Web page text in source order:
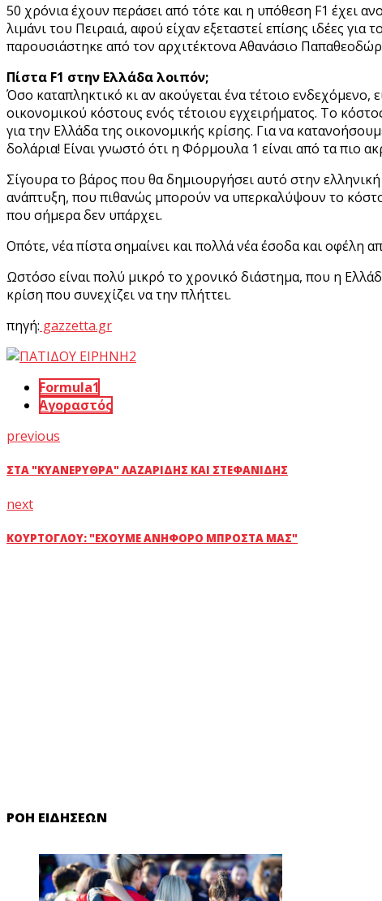
50 χρόνια έχουν περάσει από τότε και η υπόθεση F1 έχει
λιμάνι του Πειραιά, αφού είχαν εξεταστεί επίσης ιδέες
παρουσιάστηκε από τον αρχιτέκτονα Αθανάσιο
Πίστα F1 στην Ελλάδα λοιπόν;
Όσο καταπληκτικό κι αν ακούγεται ένα τέτοιο ενδεχόμενο,
οικονομικού κόστους ενός τέτοιου εγχειρήματος. Το
για την Ελλάδα της οικονομικής κρίσης. Για να
δολάρια! Είναι γνωστό ότι η Φόρμουλα 1 είναι από τα πιο
Σίγουρα το βάρος που θα δημιουργήσει αυτό στην
ανάπτυξη, που πιθανώς μπορούν να υπερκαλύψουν το
που σήμερα δεν υπάρχει.
Οπότε, νέα πίστα σημαίνει και πολλά νέα έσοδα και οφέλη
Ωστόσο είναι πολύ μικρό το χρονικό διάστημα, που η
κρίση που συνεχίζει να την πλήττει.
πηγή: gazzetta.gr
Formula1
Αγοραστός
previous
ΣΤΑ "ΚΥΑΝΈΡΥΘΡΑ" ΛΑΖΑΡΊΔΗΣ ΚΑΙ ΣΤΕΦΑΝΊΔΗΣ
next
ΚΟΎΡΤΟΓΛΟΥ: "ΈΧΟΥΜΕ ΑΝΉΦΟΡΟ ΜΠΡΟΣΤΆ ΜΑΣ"
ΡΟΉ ΕΙΔΉΣΕΩΝ